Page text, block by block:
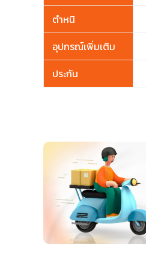
ตำหนิ
อุปกรณ์เพิ่มเติม
ประกัน